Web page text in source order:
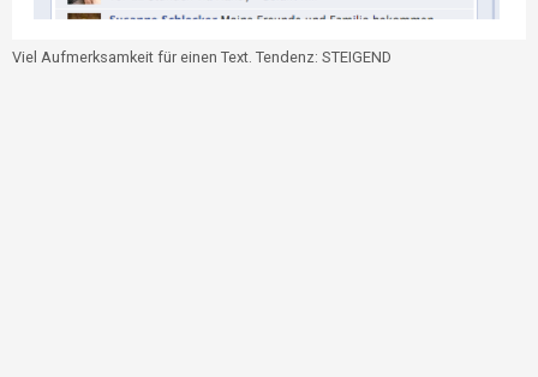
Viel Aufmerksamkeit für einen Text. Tendenz: STEIGEND